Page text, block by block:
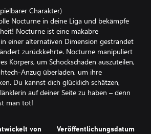
Charakter)
Nocturne in deine Liga und bekämpfe
Nocturne ist eine makabre
einer alternativen Dimension gestrandet
zurückkehrte. Nocturne manipuliert
Körpers, um Schockschaden auszuteilen,
Anzug überladen, um ihre
Du kannst dich glücklich schätzen,
auf deiner Seite zu haben – denn
man tot!
von Veröffentlichungsdatum